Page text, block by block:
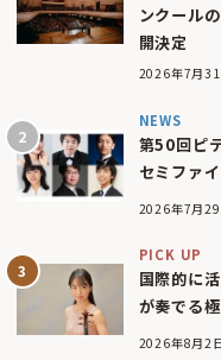
ンクール
開決定
2026年7月31
NEWS
第50回ピ
セミファ
2026年7月29
PICK UP
国際的に
が奏でる
2026年8月2